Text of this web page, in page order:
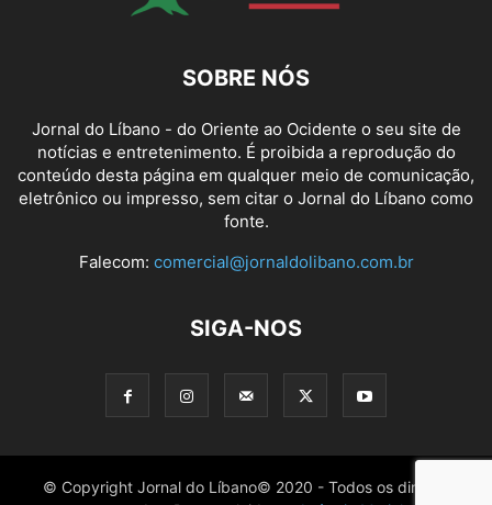
SOBRE NÓS
Jornal do Líbano - do Oriente ao Ocidente o seu site de
notícias e entretenimento. É proibida a reprodução do
conteúdo desta página em qualquer meio de comunicação,
eletrônico ou impresso, sem citar o Jornal do Líbano como
fonte.
Falecom: comercial@jornaldolibano.com.br
SIGA-NOS
© Copyright Jornal do Líbano© 2020 - Todos os direitos